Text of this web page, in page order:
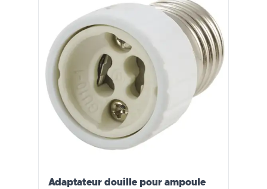
Adaptateur douille pour ampoule